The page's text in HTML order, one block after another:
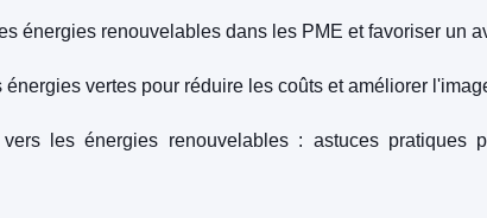
énergies renouvelables dans les PME et favoriser un
vertes pour réduire les coûts et améliorer
les énergies renouvelables : astuces pratiques